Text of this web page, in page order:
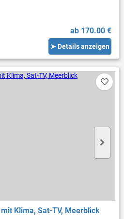
ab 170.00 €
➤ Details anzeigen
Klima, Sat-TV, Meerblick